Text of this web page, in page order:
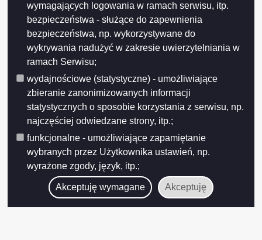
wymagających logowania w ramach serwisu, itp.
bezpieczeństwa - służące do zapewnienia
bezpieczeństwa, np. wykorzystywane do
wykrywania nadużyć w zakresie uwierzytelniania w
ramach Serwisu;
wydajnościowe (statystyczne) - umożliwiające
zbieranie zanonimizowanych informacji
statystycznych o sposobie korzystania z serwisu, np.
najczęściej odwiedzane strony, itp.;
funkcjonalne - umożliwiające zapamiętanie
wybranych przez Użytkownika ustawień, np.
wyrażone zgody, język, itp.;
Akceptuję wymagane Akceptuję